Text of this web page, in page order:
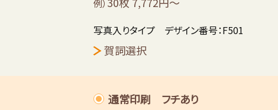
例）
写真入りタイプ デザイン番号：F501
賀詞選択
通常印刷 フチあり